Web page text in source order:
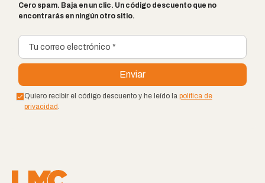
Cero spam. Baja en un clic. Un código descuento que no
encontrarás en ningún otro sitio.
Quiero recibir el código descuento y he leído la política de
privacidad .